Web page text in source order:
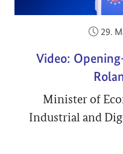
29.
Video:
Minister of
Industrial and